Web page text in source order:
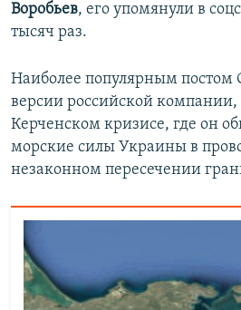
Воробьев, его упомянули в
тысяч раз.
Наиболее популярным постом
версии российской компании,
Керченском кризисе, где он
морские силы Украины в
незаконном пересечении